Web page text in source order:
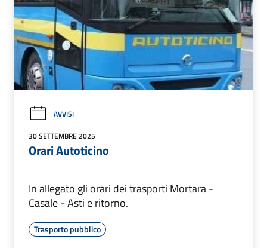
AVVISI
30 SETTEMBRE 2025
Orari Autoticino
In allegato gli orari dei trasporti Mortara -
Casale - Asti e ritorno.
Trasporto pubblico